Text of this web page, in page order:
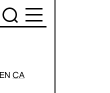
EN CA